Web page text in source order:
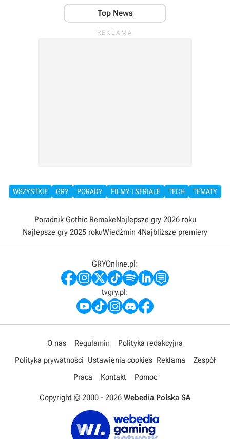
Top News
WSZYSTKIE GRY PORADY FILMY I SERIALE TECH TEMATY
Poradnik Gothic RemakeNajlepsze gry 2026 roku
Najlepsze gry 2025 rokuWiedźmin 4Najbliższe premiery
GRYOnline.pl:
tvgry.pl:
O nas Regulamin
Polityka redakcyjna
Polityka prywatności Ustawienia cookies Reklama
Zespół
Praca
Kontakt Pomoc
Copyright © 2000 - 2026 Webedia Polska SA